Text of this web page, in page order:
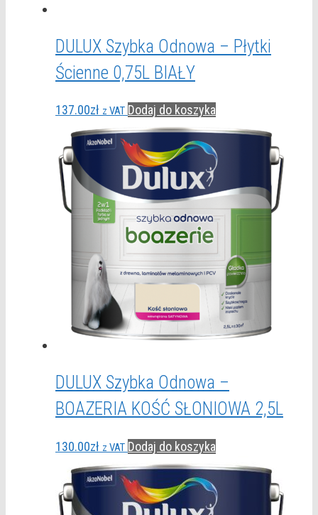
DULUX Szybka Odnowa – Płytki
Ścienne 0,75L BIAŁY
137.00zł z VAT Dodaj do koszyka
DULUX Szybka Odnowa –
BOAZERIA KOŚĆ SŁONIOWA 2,5L
130.00zł z VAT Dodaj do koszyka